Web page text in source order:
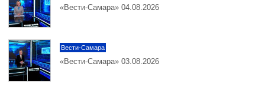
«Вести-Самара» 04.08.2026
Вести-Самара
«Вести-Самара» 03.08.2026